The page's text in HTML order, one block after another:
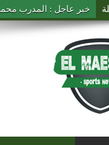
خبر عاجل : المدرب محمد